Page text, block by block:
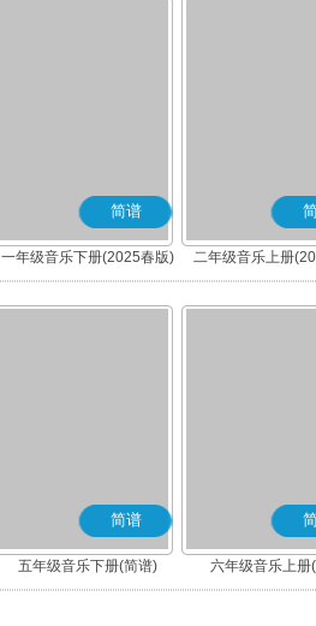
简谱
一年级音乐下册(2025春版)
(简谱)
二年级音乐上册
(简谱)
简谱
五年级音乐下册(简谱) 六年级音乐上册